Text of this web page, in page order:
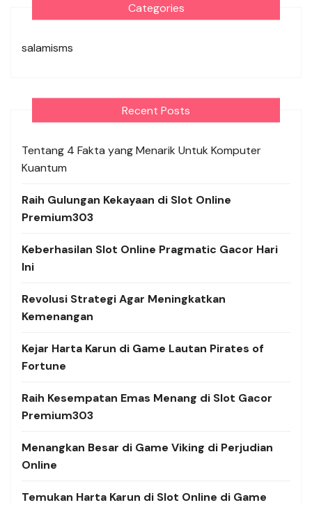
Categories
salamisms
Recent Posts
Tentang 4 Fakta yang Menarik Untuk Komputer
Kuantum
Raih Gulungan Kekayaan di Slot Online
Premium303
Keberhasilan Slot Online Pragmatic Gacor Hari
Ini
Revolusi Strategi Agar Meningkatkan
Kemenangan
Kejar Harta Karun di Game Lautan Pirates of
Fortune
Raih Kesempatan Emas Menang di Slot Gacor
Premium303
Menangkan Besar di Game Viking di Perjudian
Online
Temukan Harta Karun di Slot Online di Game